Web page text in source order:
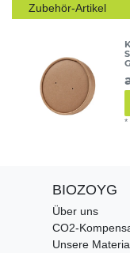
Zubehör-Artikel
*
BIOZOYG
Über uns
CO2-
Unsere